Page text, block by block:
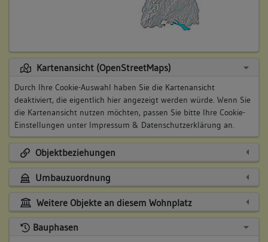
Kartenansicht (OpenStreetMaps)
Durch Ihre Cookie-Auswahl haben Sie die Kartenansicht
deaktiviert, die eigentlich hier angezeigt werden würde. Wenn Sie
die Kartenansicht nutzen möchten, passen Sie bitte Ihre Cookie-
Einstellungen unter Impressum & Datenschutzerklärung an.
Objektbeziehungen
Umbauzuordnung
Weitere Objekte an diesem Wohnplatz
Bauphasen